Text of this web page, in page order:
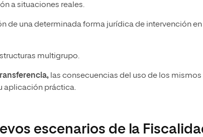
a situaciones reales.
de una determinada forma jurídica de intervención en
multigrupo.
las consecuencias del uso de los mismos
aplicación práctica.
escenarios de la